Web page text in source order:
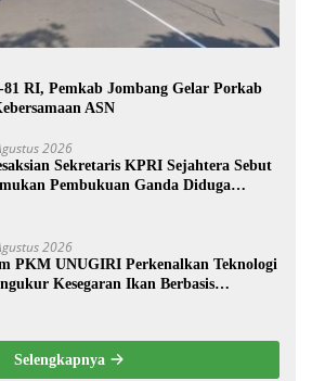
RI, Pemkab Jombang Gelar Porkab
ASN
2026
Sekretaris KPRI Sejahtera Sebut
Pembukuan Ganda Diduga
2026
PKM UNUGIRI Perkenalkan Teknologi
Kesegaran Ikan Berbasis
Selengkapnya